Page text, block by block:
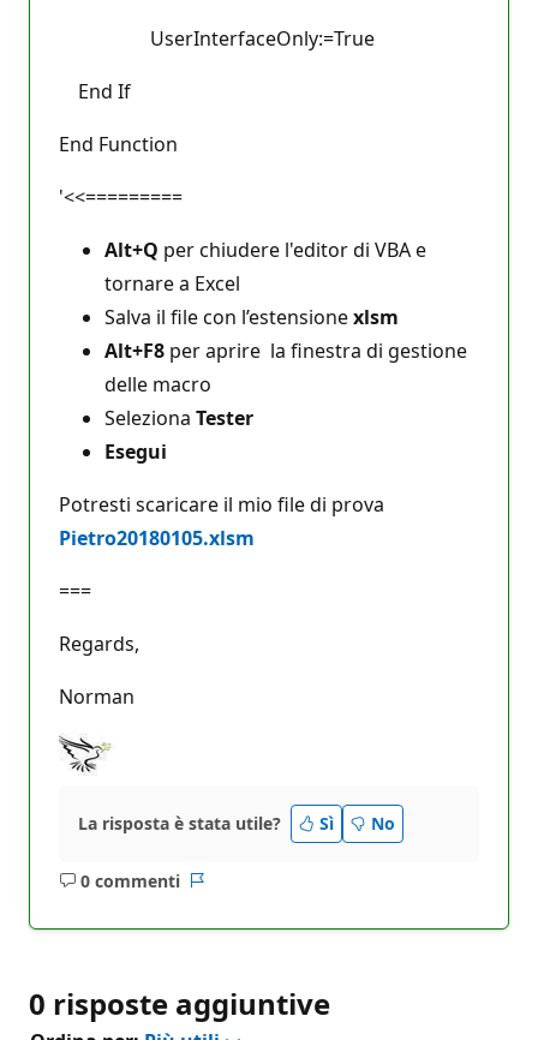
UserInterfaceOnly:=True
End If
End Function
'<<=========
Alt+Q per chiudere l'editor di VBA e
tornare a Excel
Salva il file con l’estensionexlsm
Alt+F8 per aprire la finestra di gestione
delle macro
Seleziona Tester
Esegui
Potresti scaricare il mio file di prova
Pietro20180105.xlsm
===
Regards,
Norman
La risposta è stata utile? Sì No
0 commenti
Nessun
0 risposte aggiuntive